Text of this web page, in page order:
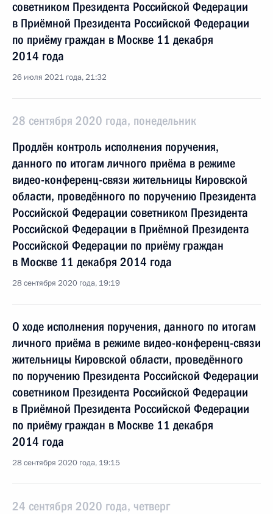
советником Президента Российской Федерации
в Приёмной Президента Российской Федерации
по приёму граждан в Москве 11 декабря
2014 года
26 июля 2021 года, 21:32
28 сентября 2020 года, понедельник
Продлён контроль исполнения поручения,
данного по итогам личного приёма в режиме
видео-конференц-связи жительницы Кировской
области, проведённого по поручению Президента
Российской Федерации советником Президента
Российской Федерации в Приёмной Президента
Российской Федерации по приёму граждан
в Москве 11 декабря 2014 года
28 сентября 2020 года, 19:19
О ходе исполнения поручения, данного по итогам
личного приёма в режиме видео-конференц-связи
жительницы Кировской области, проведённого
по поручению Президента Российской Федерации
советником Президента Российской Федерации
в Приёмной Президента Российской Федерации
по приёму граждан в Москве 11 декабря
2014 года
28 сентября 2020 года, 19:15
24 сентября 2020 года, четверг